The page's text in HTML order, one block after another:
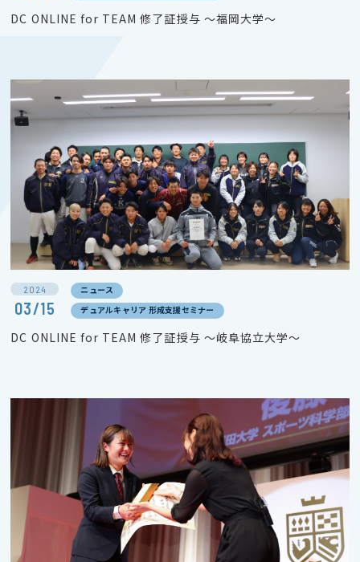
DC ONLINE for TEAM 修了証授与 ～福岡大学～
2024
03/15
ニュース
デュアルキャリア 形成支援セミナー
DC ONLINE for TEAM 修了証授与 ～岐阜協立大学～